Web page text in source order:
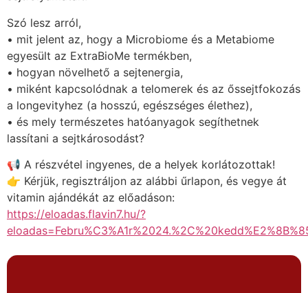
Szó lesz arról,
• mit jelent az, hogy a Microbiome és a Metabiome
egyesült az ExtraBioMe termékben,
• hogyan növelhető a sejtenergia,
• miként kapcsolódnak a telomerek és az őssejtfokozás
a longevityhez (a hosszú, egészséges élethez),
• és mely természetes hatóanyagok segíthetnek
lassítani a sejtkárosodást?
📢 A részvétel ingyenes, de a helyek korlátozottak!
👉 Kérjük, regisztráljon az alábbi űrlapon, és vegye át
vitamin ajándékát az előadáson:
https://eloadas.flavin7.hu/?